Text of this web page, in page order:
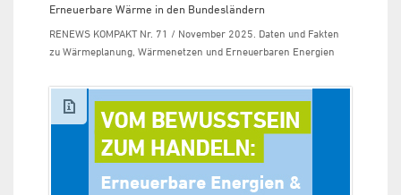
Erneuerbare Wärme in den Bundesländern
RENEWS KOMPAKT Nr. 71 / November 2025. Daten und Fakten
zu Wärmeplanung, Wärmenetzen und Erneuerbaren Energien